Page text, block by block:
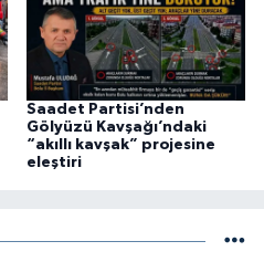
Saadet Partisi’nden
Gölyüzü Kavşağı’ndaki
“akıllı kavşak” projesine
eleştiri